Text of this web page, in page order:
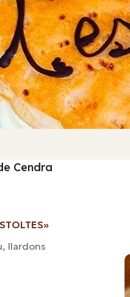
Cendra
llardons